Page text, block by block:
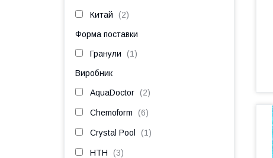
Китай 2
Форма поставки
Гранули 1
Виробник
AquaDoctor 2
Chemoform 6
Crystal Pool 1
HTH 3